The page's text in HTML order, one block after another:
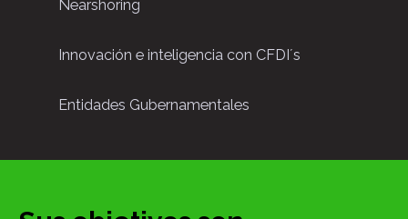
Nearshoring
Innovación e inteligencia con CFDI´s
Entidades Gubernamentales